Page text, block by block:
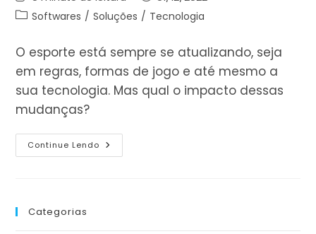
de
publicado:
Categoria
post:
Softwares / Soluções / Tecnologia
O esporte está sempre se atualizando, seja
em regras, formas de jogo e até mesmo a
sua tecnologia. Mas qual o impacto dessas
mudanças?
Continue Lendo Tecnologia
No
Categorias